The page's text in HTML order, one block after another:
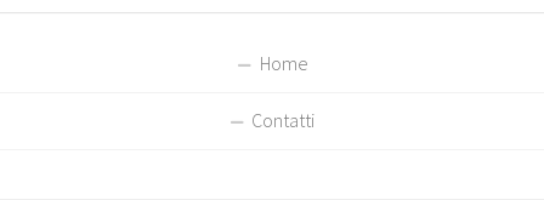
Home
Contatti